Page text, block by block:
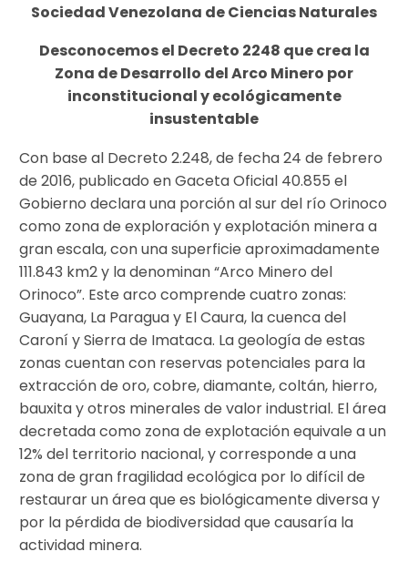
Sociedad Venezolana de Ciencias Naturales
Desconocemos el Decreto 2248 que crea la
Zona de Desarrollo del Arco Minero por
inconstitucional y ecológicamente
insustentable
Con base al Decreto 2.248, de fecha 24 de febrero
de 2016, publicado en Gaceta Oficial 40.855 el
Gobierno declara una porción al sur del río Orinoco
como zona de exploración y explotación minera a
gran escala, con una superficie aproximadamente
111.843 km2 y la denominan “Arco Minero del
Orinoco”. Este arco comprende cuatro zonas:
Guayana, La Paragua y El Caura, la cuenca del
Caroní y Sierra de Imataca. La geología de estas
zonas cuentan con reservas potenciales para la
extracción de oro, cobre, diamante, coltán, hierro,
bauxita y otros minerales de valor industrial. El área
decretada como zona de explotación equivale a un
12% del territorio nacional, y corresponde a una
zona de gran fragilidad ecológica por lo difícil de
restaurar un área que es biológicamente diversa y
por la pérdida de biodiversidad que causaría la
actividad minera.